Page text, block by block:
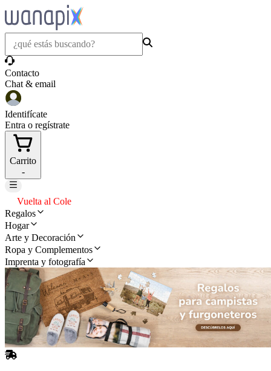
Contacto
Chat & email
Identifícate
Entra o regístrate
Carrito
-
Vuelta al Cole
Regalos
Hogar
Arte y Decoración
Ropa y Complementos
Imprenta y fotografía